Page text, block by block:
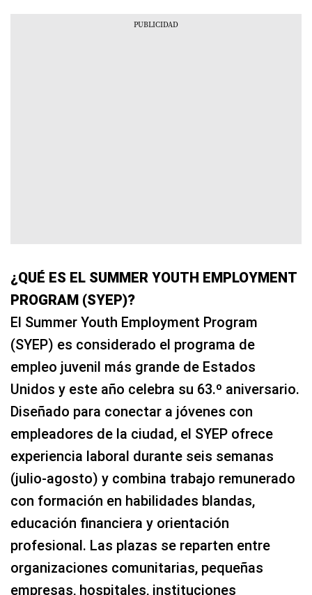
¿QUÉ ES EL SUMMER YOUTH EMPLOYMENT
PROGRAM (SYEP)?
El Summer Youth Employment Program
(SYEP) es considerado el programa de
empleo juvenil más grande de Estados
Unidos y este año celebra su 63.º aniversario.
Diseñado para conectar a jóvenes con
empleadores de la ciudad, el SYEP ofrece
experiencia laboral durante seis semanas
(julio-agosto) y combina trabajo remunerado
con formación en habilidades blandas,
educación financiera y orientación
profesional. Las plazas se reparten entre
organizaciones comunitarias, pequeñas
empresas, hospitales, instituciones